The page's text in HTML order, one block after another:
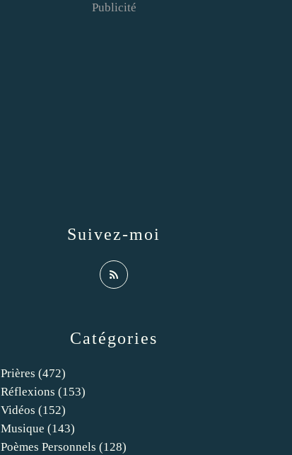
Catégories
Prières (472)
Réflexions (153)
Vidéos (152)
Musique (143)
Poèmes Personnels (128)
Suivez-moi
Publicité